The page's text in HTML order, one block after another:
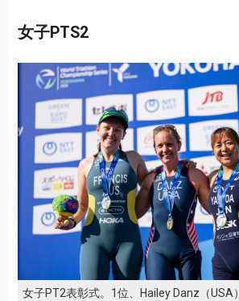
女子PTS2
女子PT2表彰式。1位、Hailey Danz（USA